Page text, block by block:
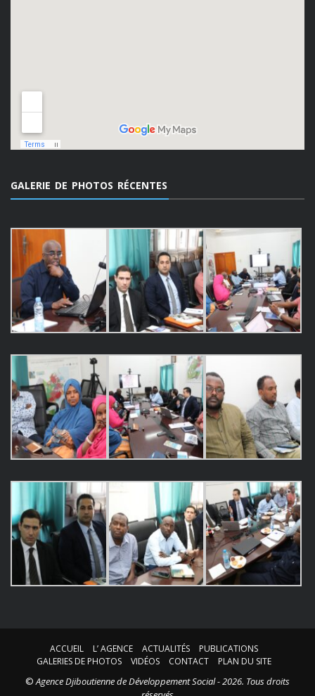
GALERIE DE PHOTOS RÉCENTES
ACCUEIL L’ AGENCE ACTUALITÉS
PUBLICATIONS
GALERIES DE PHOTOS
VIDÉOS CONTACT PLAN DU SITE
©Agence Djiboutienne de Développement Social - 2026. Tous droits